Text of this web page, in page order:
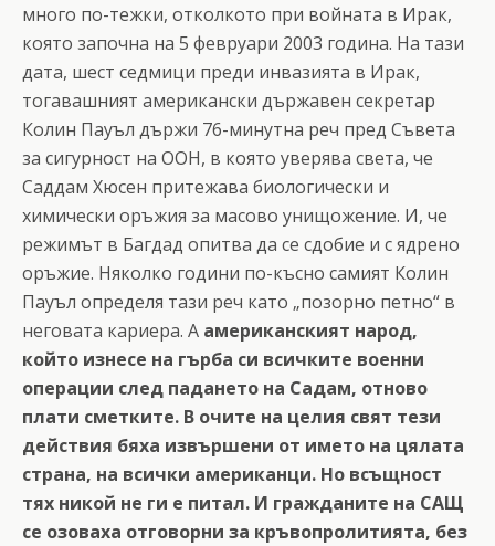
много по-тежки, отколкото при войната в Ирак,
която започна на 5 февруари 2003 година. На тази
дата, шест седмици преди инвазията в Ирак,
тогавашният американски държавен секретар
Колин Пауъл държи 76-минутна реч пред Съвета
за сигурност на ООН, в която уверява света, че
Саддам Хюсен притежава биологически и
химически оръжия за масово унищожение. И, че
режимът в Багдад опитва да се сдобие и с ядрено
оръжие. Няколко години по-късно самият Колин
Пауъл определя тази реч като „позорно петно“ в
неговата кариера. А американският народ,
който изнесе на гърба си всичките военни
операции след падането на Садам, отново
плати сметките. В очите на целия свят тeзи
действия бяха извършени от името на цялата
страна, на всички американци. Но всъщност
тях никой не ги е питал. И гражданите на САЩ
се озоваха отговорни за кръвопролитията, без